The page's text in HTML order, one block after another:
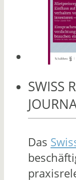
SWISS
Das